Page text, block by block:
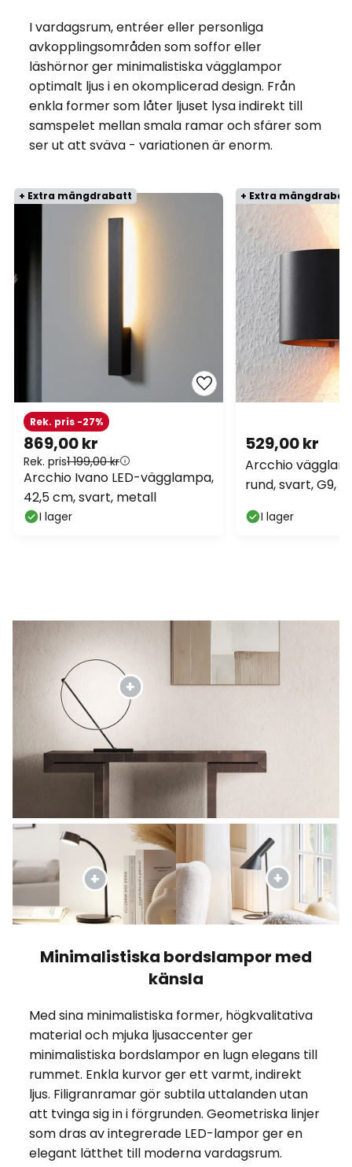
I vardagsrum, entréer eller personliga
avkopplingsområden som soffor eller
läshörnor ger minimalistiska vägglampor
optimalt ljus i en okomplicerad design. Från
enkla former som låter ljuset lysa indirekt till
samspelet mellan smala ramar och sfärer som
ser ut att sväva - variationen är enorm.
+ Extra mängdrabatt
869,00 kr
Rek. pris1 199,00 kr
Rek. pris -27%
Arcchio Ivano LED-vägglampa,
42,5 cm, svart, metall
I lager
+ Extra
529,00 kr
Arcchio
rund, svart, G9,
I lager
Minimalistiska bordslampor med
känsla
Med sina minimalistiska former, högkvalitativa
material och mjuka ljusaccenter ger
minimalistiska bordslampor en lugn elegans till
rummet. Enkla kurvor ger ett varmt, indirekt
ljus. Filigranramar gör subtila uttalanden utan
att tvinga sig in i förgrunden. Geometriska linjer
som dras av integrerade LED-lampor ger en
elegant lätthet till moderna vardagsrum.